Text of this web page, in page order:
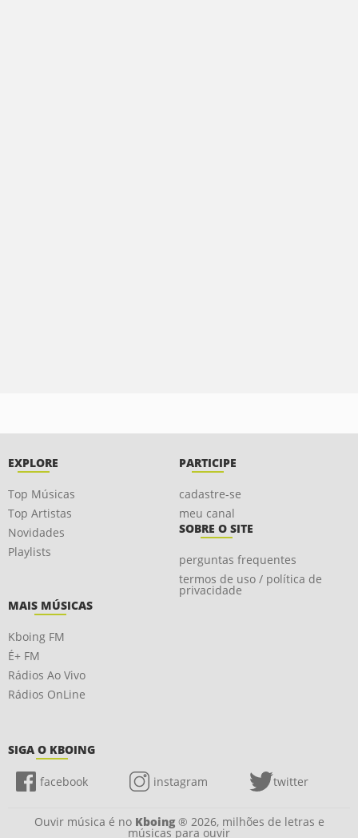
EXPLORE
Top Músicas
Top Artistas
Novidades
Playlists
PARTICIPE
cadastre-se
meu canal
SOBRE O SITE
perguntas frequentes
termos de uso / política de
privacidade
MAIS MÚSICAS
Kboing FM
É+ FM
Rádios Ao Vivo
Rádios OnLine
SIGA O KBOING
facebook instagram twitter
Ouvir música é no Kboing® 2026, milhões de letras e
músicas para ouvir